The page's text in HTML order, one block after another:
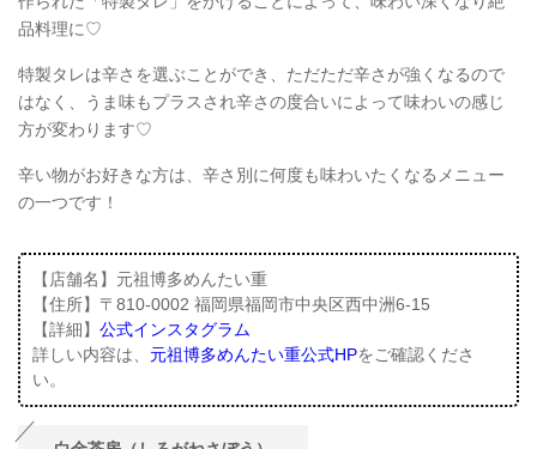
品料理に♡
特製タレは辛さを選ぶことができ、ただただ辛さが強くなるので
はなく、うま味もプラスされ辛さの度合いによって味わいの感じ
方が変わります♡
辛い物がお好きな方は、辛さ別に何度も味わいたくなるメニュー
の一つです！
【店舗名】元祖博多めんたい重
【住所】〒810-0002 福岡県福岡市中央区西中洲6-15
【詳細】 公式インスタグラム
詳しい内容は、 元祖博多めんたい重公式HPをご確認くださ
い。